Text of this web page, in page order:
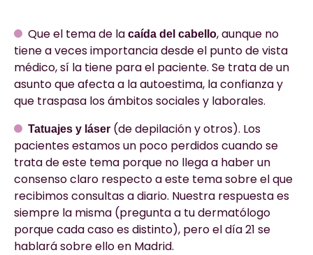
Que el tema de la caída del cabello, aunque no
tiene a veces importancia desde el punto de vista
médico, sí la tiene para el paciente. Se trata de un
asunto que afecta a la autoestima, la confianza y
que traspasa los ámbitos sociales y laborales.
Tatuajes y láser (de depilación y otros). Los
pacientes estamos un poco perdidos cuando se
trata de este tema porque no llega a haber un
consenso claro respecto a este tema sobre el que
recibimos consultas a diario. Nuestra respuesta es
siempre la misma (pregunta a tu dermatólogo
porque cada caso es distinto), pero el día 21 se
hablará sobre ello en Madrid.